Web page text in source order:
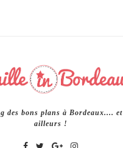
des bons plans à Bordeaux.... et
ailleurs !